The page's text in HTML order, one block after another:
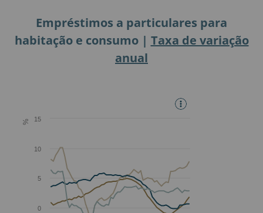
Empréstimos a particulares para
habitação e consumo | Taxa de variação
anual